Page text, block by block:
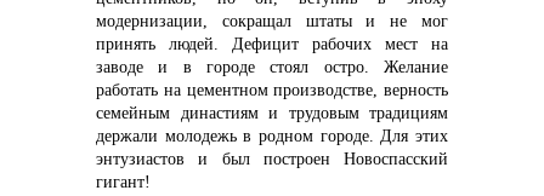
модернизации, сокращал штаты и не мог
принять людей. Дефицит рабочих мест на
заводе и в городе стоял остро. Желание
работать на цементном производстве, верность
семейным династиям и трудовым традициям
держали молодежь в родном городе. Для этих
энтузиастов и был построен Новоспасский
гигант!